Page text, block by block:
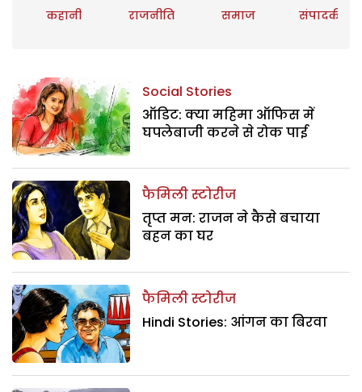
कहानी राजनीति समाज संपादकीय
Social Stories
ऑडिट: क्या महिमा ऑफिस में
घपलेबाजी करने से रोक पाई
फैमिली स्टोरीज
तृप्त मन: राजन ने कैसे बचाया
बहन का घर
फैमिली स्टोरीज
Hindi Stories: आंगन का बिरवा